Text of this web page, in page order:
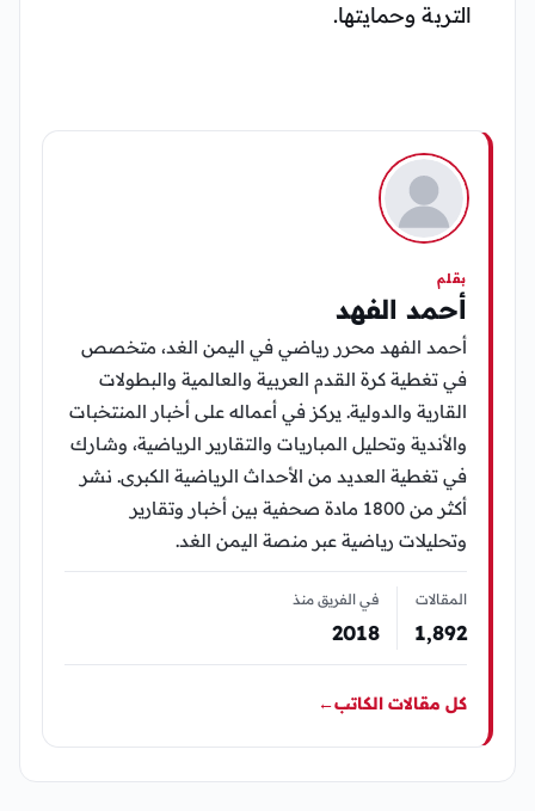
التربة وحمايتها.
بقلم
أحمد الفهد
أحمد الفهد محرر رياضي في اليمن الغد، متخصص
في تغطية كرة القدم العربية والعالمية والبطولات
القارية والدولية. يركز في أعماله على أخبار المنتخبات
والأندية وتحليل المباريات والتقارير الرياضية، وشارك
في تغطية العديد من الأحداث الرياضية الكبرى. نشر
أكثر من 1800 مادة صحفية بين أخبار وتقارير
وتحليلات رياضية عبر منصة اليمن الغد.
المقالات
1٬892
في الفريق منذ
2018
كل مقالات الكاتب←